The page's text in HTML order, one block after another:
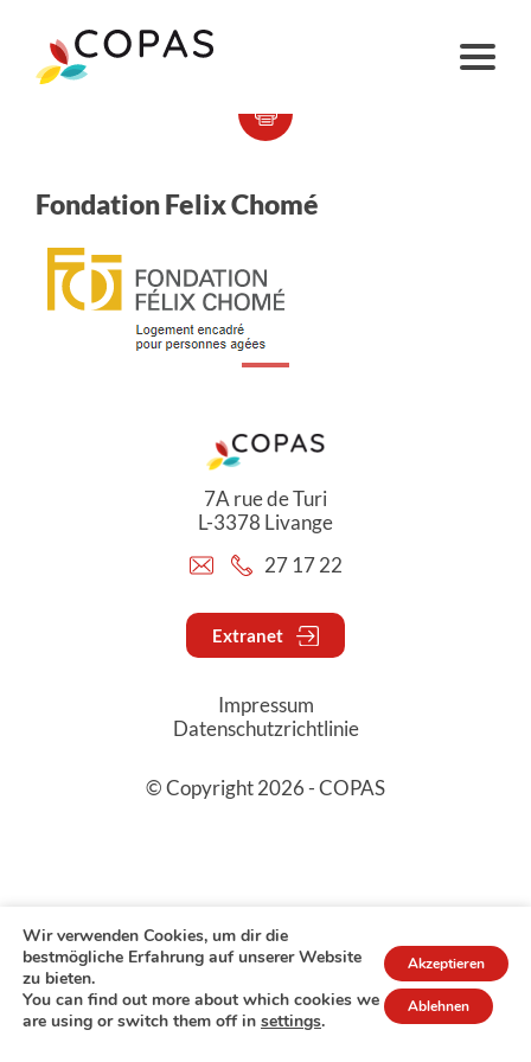
Fondation Felix Chomé
7A rue de Turi
L-3378 Livange
27 17 22
Extranet
Impressum
Datenschutzrichtlinie
© Copyright 2026 - COPAS
Wir verwenden Cookies, um dir die
bestmögliche Erfahrung auf unserer Website
zu bieten.
You can find out more about which cookies we
are using or switch them off in settings.
Akzeptieren
Ablehnen